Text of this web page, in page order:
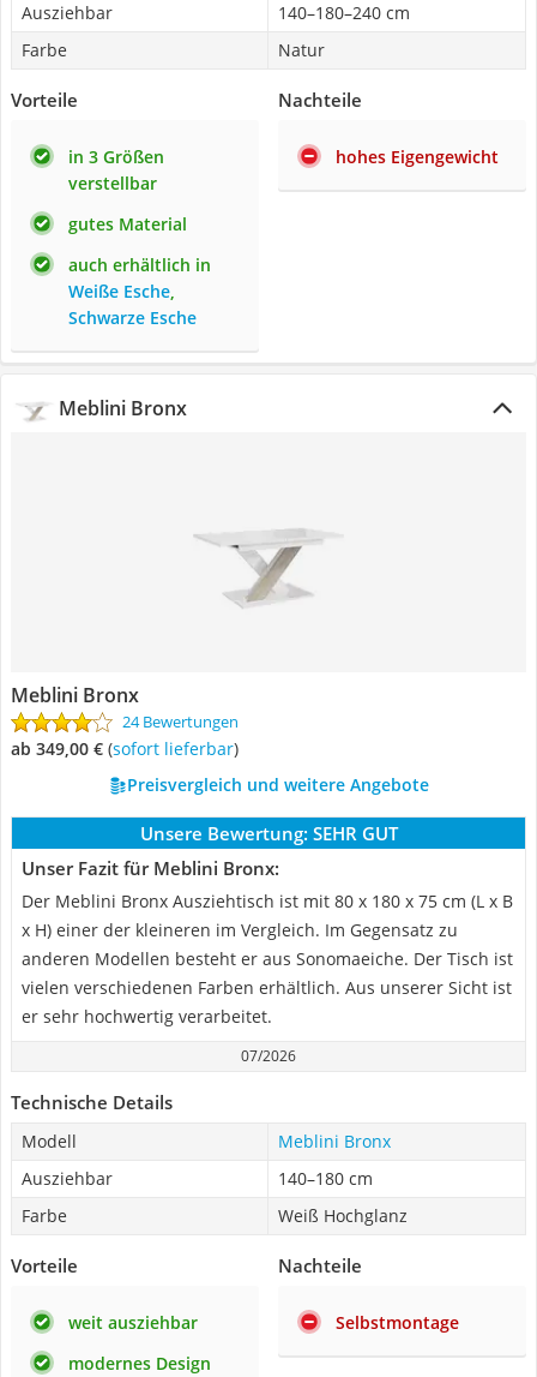
Ausziehbar
140–180–240 cm
Farbe
Natur
Vorteile
in 3 Größen
verstellbar
gutes Material
auch erhältlich in
Weiße Esche,
Schwarze Esche
Nachteile
hohes Eigengewicht
Meblini Bronx
Meblini Bronx
24 Bewertungen
ab 349,00 € ( Sofort lieferbar)
Preisvergleich und weitere Angebote
Unsere Bewertung: SEHR GUT
Unser Fazit für Meblini Bronx:
Der Meblini Bronx Ausziehtisch ist mit 80 x 180 x 75 cm (L x B
x H) einer der kleineren im Vergleich. Im Gegensatz zu
anderen Modellen besteht er aus ‎Sonomaeiche. Der Tisch ist
vielen verschiedenen Farben erhältlich. Aus unserer Sicht ist
er sehr hochwertig verarbeitet.
07/2026
Technische Details
Modell
Meblini Bronx
Ausziehbar
140–180 cm
Farbe
Weiß Hochglanz
Vorteile
weit ausziehbar
modernes Design
Nachteile
Selbstmontage